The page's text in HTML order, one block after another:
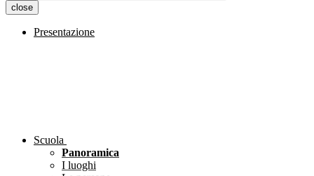
close
Presentazione
Scuola
Panoramica
I luoghi